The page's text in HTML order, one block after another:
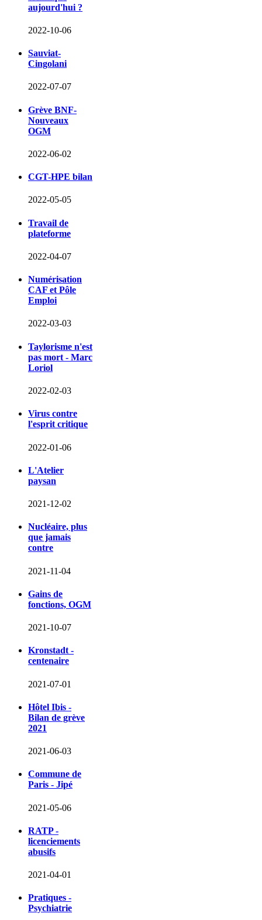
aujourd'hui ?
2022-10-06
Sauviat-
Cingolani
2022-07-07
Grève BNF-
Nouveaux
OGM
2022-06-02
CGT-HPE bilan
2022-05-05
Travail de
plateforme
2022-04-07
Numérisation
CAF et Pôle
Emploi
2022-03-03
Taylorisme n'est
pas mort - Marc
Loriol
2022-02-03
Virus contre
l'esprit critique
2022-01-06
L'Atelier
paysan
2021-12-02
Nucléaire, plus
que jamais
contre
2021-11-04
Gains de
fonctions, OGM
2021-10-07
Kronstadt -
centenaire
2021-07-01
Hôtel Ibis -
Bilan de grève
2021
2021-06-03
Commune de
Paris - Jipé
2021-05-06
RATP -
licenciements
abusifs
2021-04-01
Pratiques -
Psychiatrie